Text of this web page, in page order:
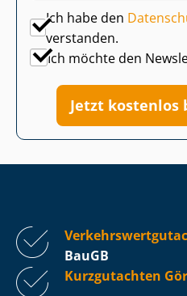
Ich habe den
verstanden.
Ich möchte den
Jetzt kostenlos
BauGB
Kurzgutachten